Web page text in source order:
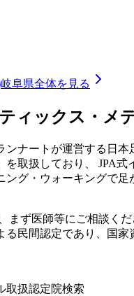
岐阜県全体を見る
ィックス・メ
ンナートが運営する日
を取扱しており、 JPA
グ・ウォーキングで
まず医師等にご相談く
民間認定であり、国
取扱認定院検索